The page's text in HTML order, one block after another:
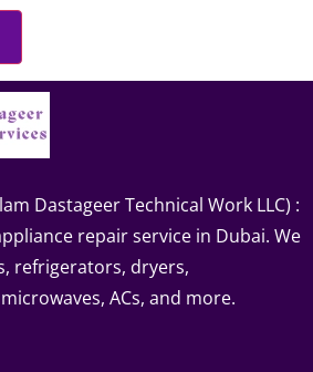
Dastageer Technical Work LLC) :
repair service in Dubai. We
refrigerators, dryers,
ACs, and more.